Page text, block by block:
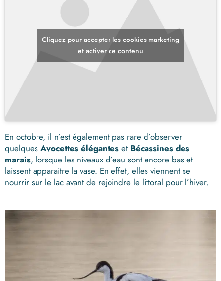
Cliquez pour accepter les cookies marketing
et activer ce contenu
En octobre, il n’est également pas rare d’observer
quelques Avocettes élégantes et Bécassines des
marais, lorsque les niveaux d’eau sont encore bas et
laissent apparaitre la vase. En effet, elles viennent se
nourrir sur le lac avant de rejoindre le littoral pour l’hiver.